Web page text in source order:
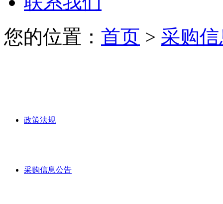
您的位置： 首页 > 采购
政策法规
采购信息公告